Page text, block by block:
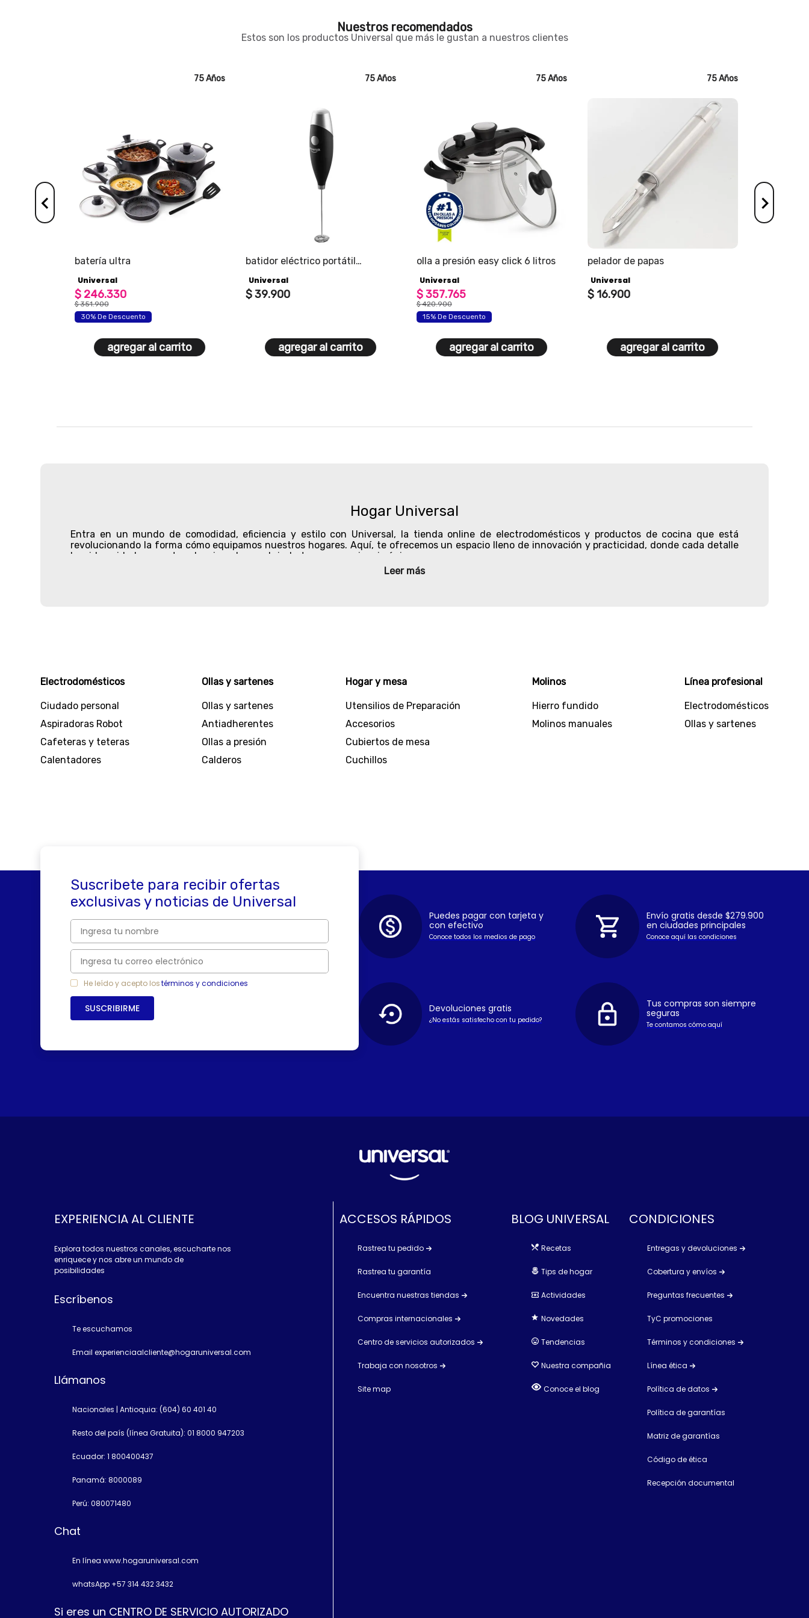
Nuestros recomendados
Estos son los productos Universal que más le gustan a nuestros clientes
75 Años
batería ultra
Universal
$ 246.330
$ 351.900
30% De Descuento
agregar al carrito
75 Años
batidor eléctrico portátil
Universal
$ 39.900
agregar al carrito
75 Años
olla a presión easy click 6 litros
Universal
$ 357.765
$ 420.900
15% De Descuento
agregar al carrito
75 Años
pelador de papas
Universal
$ 16.900
agregar al carrito
Hogar Universal
Entra en un mundo de comodidad, eficiencia y estilo con Universal, la tienda online de electrodomésticosy productos de cocina que está
revolucionando la forma cómo equipamos nuestros hogares. Aquí, te ofrecemos un espacio lleno de innovación y practicidad, donde cada detalle
ha sido cuidadosamente seleccionado para brindarte una experiencia única.
Desde el momento en que ingresas a nuestro sitio web, serás recibido por una página fácil de navegar, diseñada para que encuentres todo lo que
También, podrás explorar nuestra amplia colección de
productos de cocina
en donde tenemos todo tipo de ollas en variedad de materiales y
Para nosotros la calidad es la prioridad número uno, por eso estos artículos han sido probados y certificados con los más altos estándares de
seguridad, brindándote la tranquilidad que requieres en cada uno de tus espacios.
¡Bienvenido a Universal! tu destino definitivo para transformar tu hogar en un lugar excepcional
Leer más
Electrodomésticos
Ciudado personal
Aspiradoras Robot
Cafeteras y teteras
Calentadores
Ollas y sartenes
Ollas y sartenes
Antiadherentes
Ollas a presión
Calderos
Hogar y mesa
Utensilios de Preparación
Accesorios
Cubiertos de mesa
Cuchillos
Molinos
Hierro fundido
Molinos manuales
Línea profesional
Electrodomésticos
Ollas y sartenes
Suscribete para recibir ofertas
exclusivas y noticias de Universal
He leído y acepto lostérminos y condiciones
SUSCRIBIRME
Puedes pagar con tarjeta y
con efectivo
Conoce todos los medios de pago
Envío gratis desde $279.900
en ciudades principales
Conoce aquí las condiciones
Devoluciones gratis
¿No estás satisfecho con tu pedido?
Tus compras son siempre
seguras
Te contamos cómo aquí
EXPERIENCIA AL CLIENTE
Explora todos nuestros canales, escucharte nos
enriquece y nos abre un mundo de
posibilidades
Escríbenos
Te escuchamos
Email experienciaalcliente@hogaruniversal.com
Llámanos
Nacionales | Antioquia: (604) 60 401 40
Resto del país (línea Gratuita): 01 8000 947203
Ecuador: 1 800400437
Panamá: 8000089
Perú: 080071480
Chat
En línea www.hogaruniversal.com
whatsApp +57 314 432 3432
Si eres un CENTRO DE SERVICIO AUTORIZADO
ACCESOS RÁPIDOS
Rastrea tu pedido
Rastrea tu garantía
Encuentra nuestras tiendas
Compras internacionales
Centro de servicios autorizados
Trabaja con nosotros
Site map
BLOG UNIVERSAL
Recetas
Tips de hogar
Actividades
Novedades
Tendencias
Nuestra compañia
Conoce el blog
CONDICIONES
Entregas y devoluciones
Cobertura y envíos
Preguntas frecuentes
TyC promociones
Términos y condiciones
Línea ética
Política de datos
Política de garantías
Matriz de garantías
Código de ética
Recepción documental